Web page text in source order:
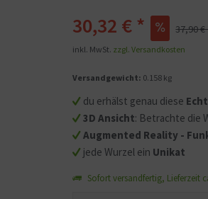
Mit dem Aufruf des
Sie sich
übermittelt werden
gelesen haben.
du erhälst genau diese
3D Ansicht: Betrachte die
Augmented Reality -
jede Wurzel ein Unikat
30,32 € * 37,90 €
inkl. MwSt. zzgl. Versandkosten
Versandgewicht: 0.158 kg
Sofort versandfertig, Lieferzeit